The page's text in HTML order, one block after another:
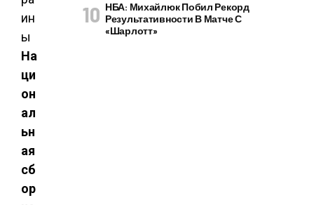
На
ци
он
ал
ьн
ая
сб
ор
НБА: Михайлюк Побил Рекорд
Результативности В Матче С
«Шарлотт»